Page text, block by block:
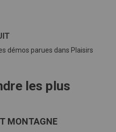
démos parues dans Plaisirs
les plus
MONTAGNE